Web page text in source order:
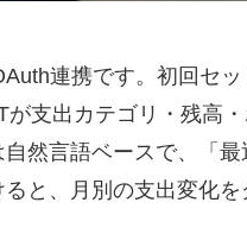
連携です。初回セ
支出カテゴリ・残高
然言語ベースで、「
と、月別の支出変化